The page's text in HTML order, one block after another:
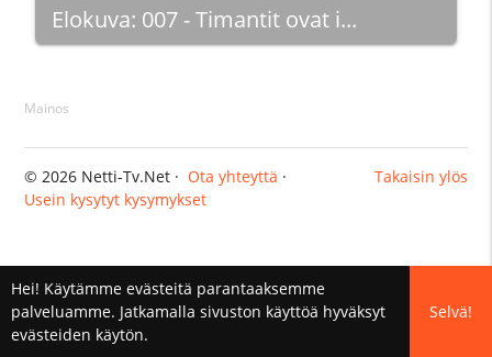
Elokuva: 007 - Timantit ovat i...
Mainos
Takaisin ylös
© 2026 Netti-Tv.Net ·Ota yhteyttä ·
Usein kysytyt kysymykset
Hei! Käytämme evästeitä parantaaksemme
palveluamme. Jatkamalla sivuston käyttöä hyväksyt
evästeiden käytön.
Selvä!